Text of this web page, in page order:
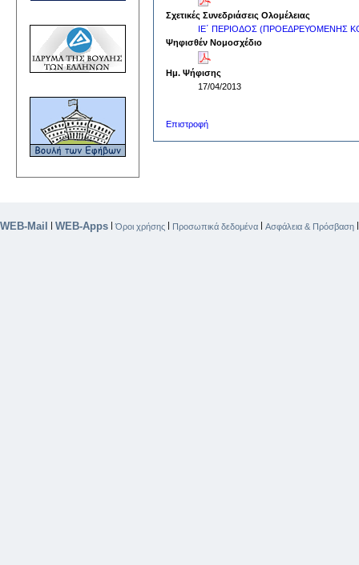
Σχετικές Συνεδριάσεις Ολομέλειας
ΙΕ΄ ΠΕΡΙΟΔΟΣ (ΠΡΟΕΔΡΕΥΟΜΕΝΗΣ
Ψηφισθέν Νομοσχέδιο
Ημ. Ψήφισης
17/04/2013
Επιστροφή
WEB-Mail WEB-Apps |Όροι χρήσης Προσωπικά δεδομένα Ασφάλεια & Πρόσβαση